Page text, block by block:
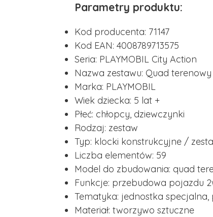
Parametry produktu:
Kod producenta: 71147
Kod EAN: 4008789713575
Seria: PLAYMOBIL City Action
Nazwa zestawu: Quad
Marka: PLAYMOBIL
Wiek dziecka: 5 lat +
Płeć: chłopcy, dziewczynki
Rodzaj: zestaw
Typ: klocki konstrukcyjne /
Liczba elementów: 59
Model do zbudowania: quad
Funkcje: przebudowa pojazdu
Tematyka: jednostka
Materiał: tworzywo sztuczne